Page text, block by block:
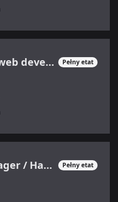
Junior Front-end/web developer Pełny etat
Key Account Manager / Handlowiec IT (ERP i CRM) Pełny etat